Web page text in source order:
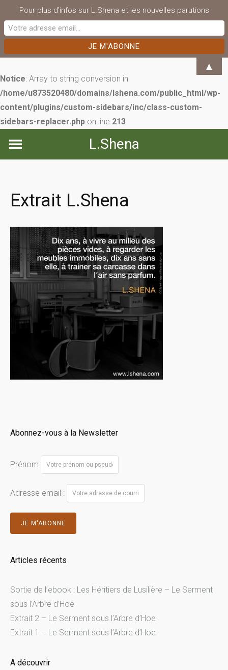
Notice: Array to string conversion in
/home/u873520480/domains/lshena.com/public_html/wp-
content/plugins/custom-sidebars/inc/class-custom-
sidebars-replacer.php on line 213
L.Shena
Extrait L.Shena
Abonnez-vous à la Newsletter
Prénom
Adresse email :
Articles récents
Sortie de l’ebook : Les Héritiers de Lusilière – Le Serment
sous l’Arbre d’Hoe
Extrait 2 – Le Serment sous l’Arbre d’Hoe
Extrait 1 – Le Serment sous l’Arbre d’Hoe
A découvrir
Pour plus d'infos sur L.Shena et les nouvelles parutions
▲